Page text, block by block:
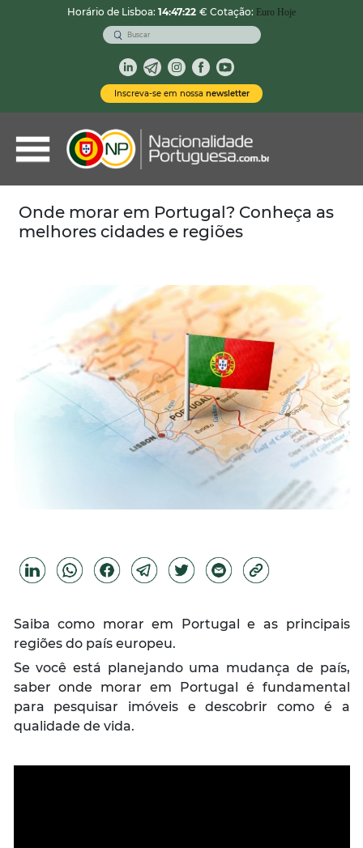
Horário de Lisboa: 14:47:23 € Cotação: Euro Hoje
Inscreva-se em nossa newsletter
Nacionalidade Portuguesa
Vistos de Residência
Imóveis em Portugal
Demais Serviços
Vistos Temporários
Onde morar em Portugal? Conheça as
melhores cidades e regiões
Saiba como morar em Portugal e as principais
regiões do país europeu.
Se você está planejando uma mudança de país,
saber onde morar em Portugal é fundamental
para pesquisar imóveis e descobrir como é a
qualidade de vida.